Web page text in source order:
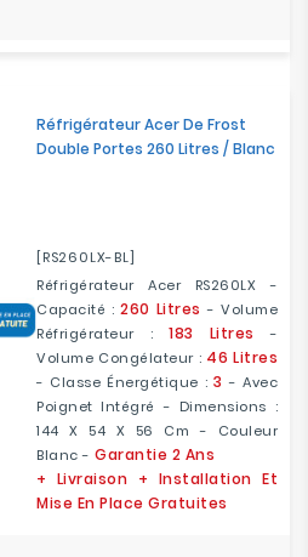
Réfrigérateur Acer De Frost
Double Portes 260 Litres / Blanc
[RS260LX-BL]
Réfrigérateur Acer RS260LX -
Capacité :260 Litres - Volume
Réfrigérateur :
183 Litres
-
Volume Congélateur : 46 Litres
- Classe Énergétique : 3 - Avec
Poignet Intégré - Dimensions :
144 X 54 X 56 Cm - Couleur
Blanc - Garantie 2 Ans
+ Livraison + Installation Et
Mise En Place Gratuites